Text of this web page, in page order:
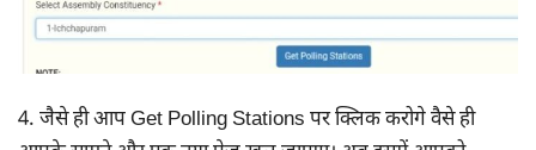
4. जैसे ही आप Get Polling Stations पर क्लिक करोगे वैसे ही